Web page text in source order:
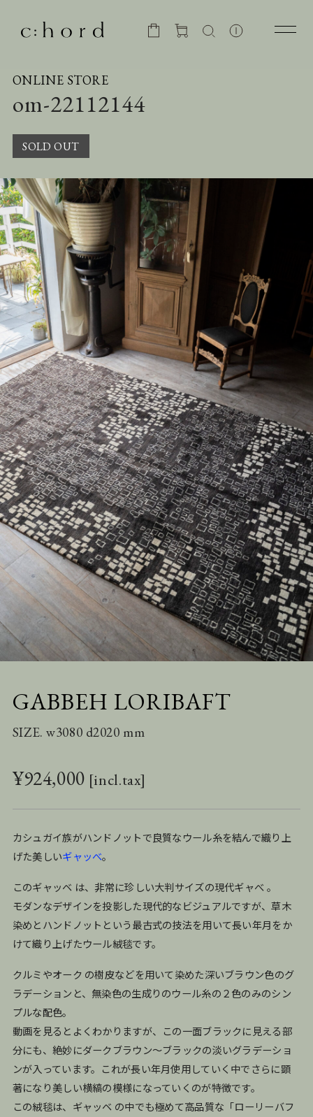
ONLINE STORE
om-22112144
GABBEH LORIBAFT
SIZE. w3080 d2020 mm
¥924,000
カシュガイ族がハンドノットで良質なウール糸を結んで織り上
げた美しいギャッべ。
このギャッベ は、非常に珍しい大判サイズの現代ギャべ 。
モダンなデザインを投影した現代的なビジュアルですが、草木
染めとハンドノットという最古式の技法を用いて長い年月をか
けて織り上げたウール絨毯です。
クルミやオーク の樹皮などを用いて染めた深いブラウン色のグ
ラデーションと、無染色の生成りのウール糸の２色のみのシン
プルな配色。
動画を見るとよくわかりますが、この一面ブラックに見える部
分にも、絶妙にダークブラウン〜ブラックの淡いグラデーショ
ンが入っています。これが長い年月使用していく中でさらに顕
著になり美しい横縞の模様になっていくのが特徴です。
この絨毯は、ギャッベ の中でも極めて高品質な「ローリーバフ